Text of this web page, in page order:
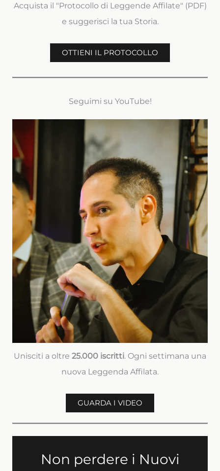
Acquista il "Protocollo di Leggende Affilate" (PDF)
e suggerisci la tua Storia.
OTTIENI IL PROTOCOLLO
Seguimi su YouTube!
Unisciti a oltre 25.000 iscritti. Ogni settimana una
nuova Leggenda Affilata.
GUARDA I VIDEO
Non perdere i Nuovi